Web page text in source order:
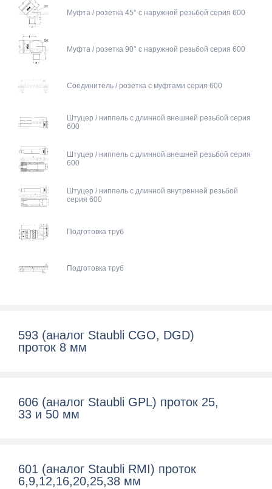
Муфта / розетка 45° с наружной резьбой серия 600
Муфта / розетка 90° с наружной резьбой серия 600
Соединитель / розетка с муфтами серия 600
Штуцер / ниппель c длинной внешней резьбой серия
600
Штуцер / ниппель c длинной внешней резьбой серия
600
Штуцер / ниппель c длинной внутренней резьбой
серия 600
Подготовка труб
Подготовка труб
593 (аналог Staubli CGO, DGD)
проток 8 мм
606 (аналог Staubli GPL) проток 25,
33 и 50 мм
601 (аналог Staubli RMI) проток
6,9,12,16,20,25,38 мм